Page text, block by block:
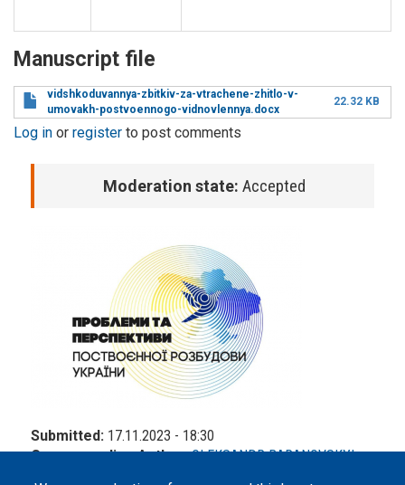
Manuscript file
vidshkoduvannya-zbitkiv-za-vtrachene-zhitlo-v-
umovakh-postvoennogo-vidnovlennya.docx
22.32 KB
Log in or register to post comments
Moderation state: Accepted
Submitted: 17.11.2023 - 18:30
Corresponding Author:OLEKSANDR BARANOVSKYI